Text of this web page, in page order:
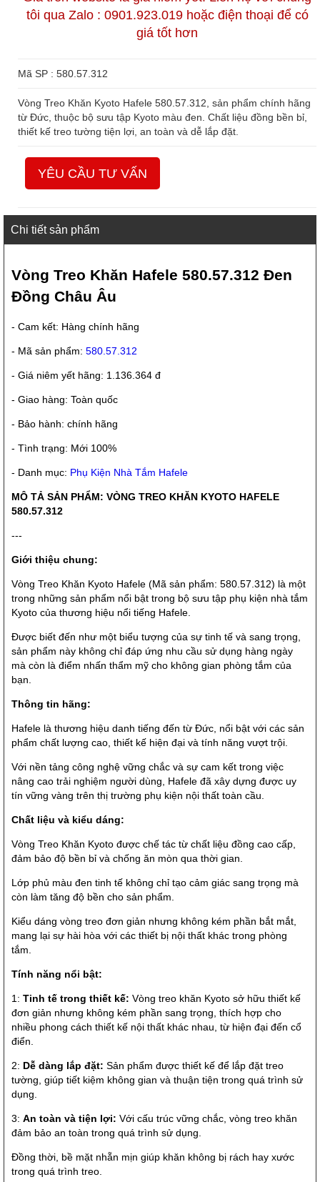
tôi qua Zalo : 0901.923.019 hoặc điện thoại để có
giá tốt hơn
Mã SP : 580.57.312
Vòng Treo Khăn Kyoto Hafele 580.57.312, sản phẩm chính hãng
từ Đức, thuộc bộ sưu tập Kyoto màu đen. Chất liệu đồng bền bỉ,
thiết kế treo tường tiện lợi, an toàn và dễ lắp đặt.
YÊU CẦU TƯ VẤN
Chi tiết sản phẩm
Vòng Treo Khăn Hafele 580.57.312 Đen
Đồng Châu Âu
- Cam kết: Hàng chính hãng
- Mã sản phẩm: 580.57.312
- Giá niêm yết hãng: 1.136.364 đ
- Giao hàng: Toàn quốc
- Bảo hành: chính hãng
- Tình trạng: Mới 100%
- Danh mục: Phụ Kiện Nhà Tắm Hafele
MÔ TẢ SẢN PHẨM: VÒNG TREO KHĂN KYOTO HAFELE
580.57.312
---
Giới thiệu chung:
Vòng Treo Khăn Kyoto Hafele (Mã sản phẩm: 580.57.312) là một
trong những sản phẩm nổi bật trong bộ sưu tập phụ kiện nhà tắm
Kyoto của thương hiệu nổi tiếng Hafele.
Được biết đến như một biểu tượng của sự tinh tế và sang trọng,
sản phẩm này không chỉ đáp ứng nhu cầu sử dụng hàng ngày
mà còn là điểm nhấn thẩm mỹ cho không gian phòng tắm của
bạn.
Thông tin hãng:
Hafele là thương hiệu danh tiếng đến từ Đức, nổi bật với các sản
phẩm chất lượng cao, thiết kế hiện đại và tính năng vượt trội.
Với nền tảng công nghệ vững chắc và sự cam kết trong việc
nâng cao trải nghiệm người dùng, Hafele đã xây dựng được uy
tín vững vàng trên thị trường phụ kiện nội thất toàn cầu.
Chất liệu và kiểu dáng:
Vòng Treo Khăn Kyoto được chế tác từ chất liệu đồng cao cấp,
đảm bảo độ bền bỉ và chống ăn mòn qua thời gian.
Lớp phủ màu đen tinh tế không chỉ tạo cảm giác sang trọng mà
còn làm tăng độ bền cho sản phẩm.
Kiểu dáng vòng treo đơn giản nhưng không kém phần bắt mắt,
mang lại sự hài hòa với các thiết bị nội thất khác trong phòng
tắm.
Tính năng nổi bật:
1: Tinh tế trong thiết kế: Vòng treo khăn Kyoto sở hữu thiết kế
đơn giản nhưng không kém phần sang trọng, thích hợp cho
nhiều phong cách thiết kế nội thất khác nhau, từ hiện đại đến cổ
điển.
2: Dễ dàng lắp đặt: Sản phẩm được thiết kế để lắp đặt treo
tường, giúp tiết kiệm không gian và thuận tiện trong quá trình sử
dụng.
3: An toàn và tiện lợi: Với cấu trúc vững chắc, vòng treo khăn
đảm bảo an toàn trong quá trình sử dụng.
Đồng thời, bề mặt nhẵn mịn giúp khăn không bị rách hay xước
trong quá trình treo.